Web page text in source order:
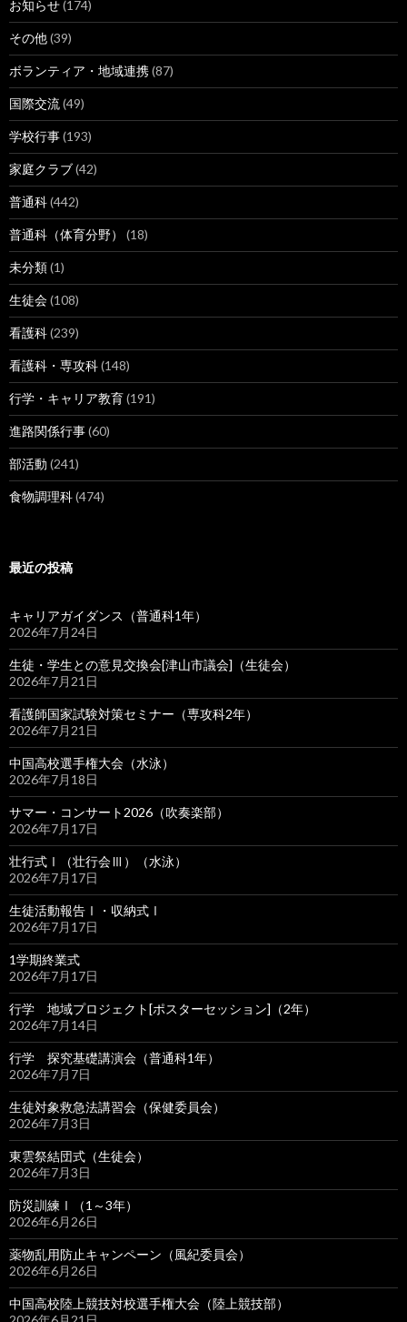
お知らせ(174)
その他(39)
ボランティア・地域連携(87)
国際交流(49)
学校行事(193)
家庭クラブ(42)
普通科(442)
普通科（体育分野） (18)
未分類(1)
生徒会(108)
看護科(239)
看護科・専攻科(148)
行学・キャリア教育(191)
進路関係行事(60)
部活動 (241)
食物調理科(474)
最近の投稿
キャリアガイダンス（普通科1年）
2026年7月24日
生徒・学生との意見交換会[津山市議会]（生徒会）
2026年7月21日
看護師国家試験対策セミナー（専攻科2年）
2026年7月21日
中国高校選手権大会（水泳）
2026年7月18日
サマー・コンサート2026（吹奏楽部）
2026年7月17日
壮行式Ⅰ（壮行会Ⅲ）（水泳）
2026年7月17日
生徒活動報告Ⅰ・収納式Ⅰ
2026年7月17日
1学期終業式
2026年7月17日
行学 地域プロジェクト[ポスターセッション]（2年）
2026年7月14日
行学 探究基礎講演会（普通科1年）
2026年7月7日
生徒対象救急法講習会（保健委員会）
2026年7月3日
東雲祭結団式（生徒会）
2026年7月3日
防災訓練Ⅰ（1～3年）
2026年6月26日
薬物乱用防止キャンペーン（風紀委員会）
2026年6月26日
中国高校陸上競技対校選手権大会（陸上競技部）